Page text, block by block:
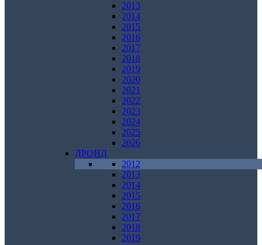
2013
2014
2015
2016
2017
2018
2019
2020
2021
2022
2023
2024
2025
2026
ДРОНД
2012
2013
2014
2015
2016
2017
2018
2019